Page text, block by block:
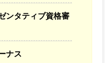
ンタティブ資格審
ナス